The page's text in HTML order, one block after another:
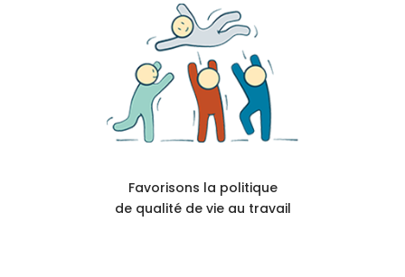
Favorisons la politique
de qualité de vie au travail